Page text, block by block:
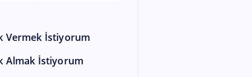
Vermek İstiyorum
Almak İstiyorum